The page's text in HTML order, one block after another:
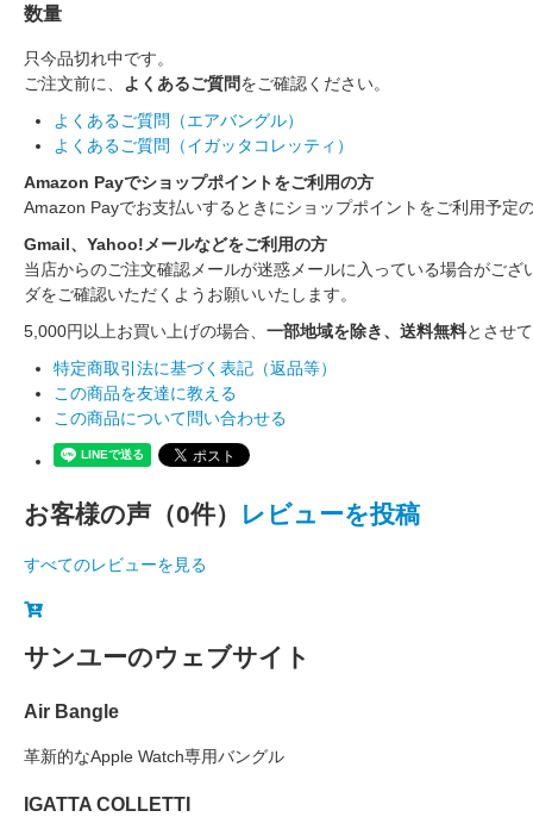
数量
只今品切れ中です。
ご注文前に、
よくあるご質問をご確認ください。
よくあるご質問（エアバングル）
よくあるご質問（イガッタコレッティ）
Amazon Payでショップポイントをご利用の方
Amazon Payでお支払いするときにショップポイントをご利用予定
Gmail、Yahoo!メールなどをご利用の方
当店からのご注文確認メールが迷惑メールに入っている場合がご
ダをご確認いただくようお願いいたします。
5,000円以上お買い上げの場合、 一部地域を除き、送料無料とさせ
特定商取引法に基づく表記（返品等）
この商品を友達に教える
この商品について問い合わせる
お客様の声（0件） レビューを投稿
すべてのレビューを見る
サンユーのウェブサイト
Air Bangle
革新的なApple Watch専用バングル
IGATTA COLLETTI